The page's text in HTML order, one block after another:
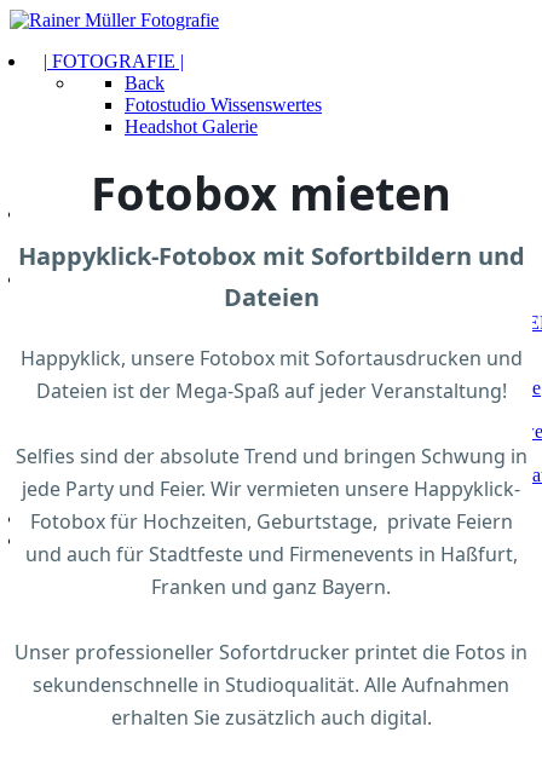
| FOTOGRAFIE |
Back
Fotostudio Wissenswertes
Headshot Galerie
Bewerbungsfotos Classic
| IRIS FOTOGRAFIE |
PREISLISTE
Gutscheine kaufen
Über unseren Fotoservice
bestellen
Bilderrahmen online
Unsere Fotobox mieten
| GUTSCHEINE |
Fotobox mieten
Happyklick-Fotobox mit Sofortbildern und
Dateien
Happyklick, unsere Fotobox mit Sofortausdrucken und
Dateien ist der Mega-Spaß auf jeder Veranstaltung!
Selfies sind der absolute Trend und bringen Schwung in
jede Party und Feier. Wir vermieten unsere Happyklick-
Fotobox für Hochzeiten, Geburtstage, private Feiern
und auch für Stadtfeste und Firmenevents in Haßfurt,
Franken und ganz Bayern.
Unser professioneller Sofortdrucker printet die Fotos in
sekundenschnelle in Studioqualität. Alle Aufnahmen
erhalten Sie zusätzlich auch digital.